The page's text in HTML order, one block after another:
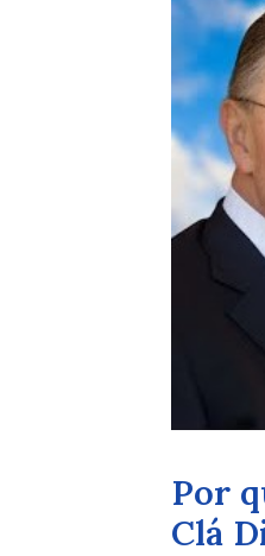
Por
Clá